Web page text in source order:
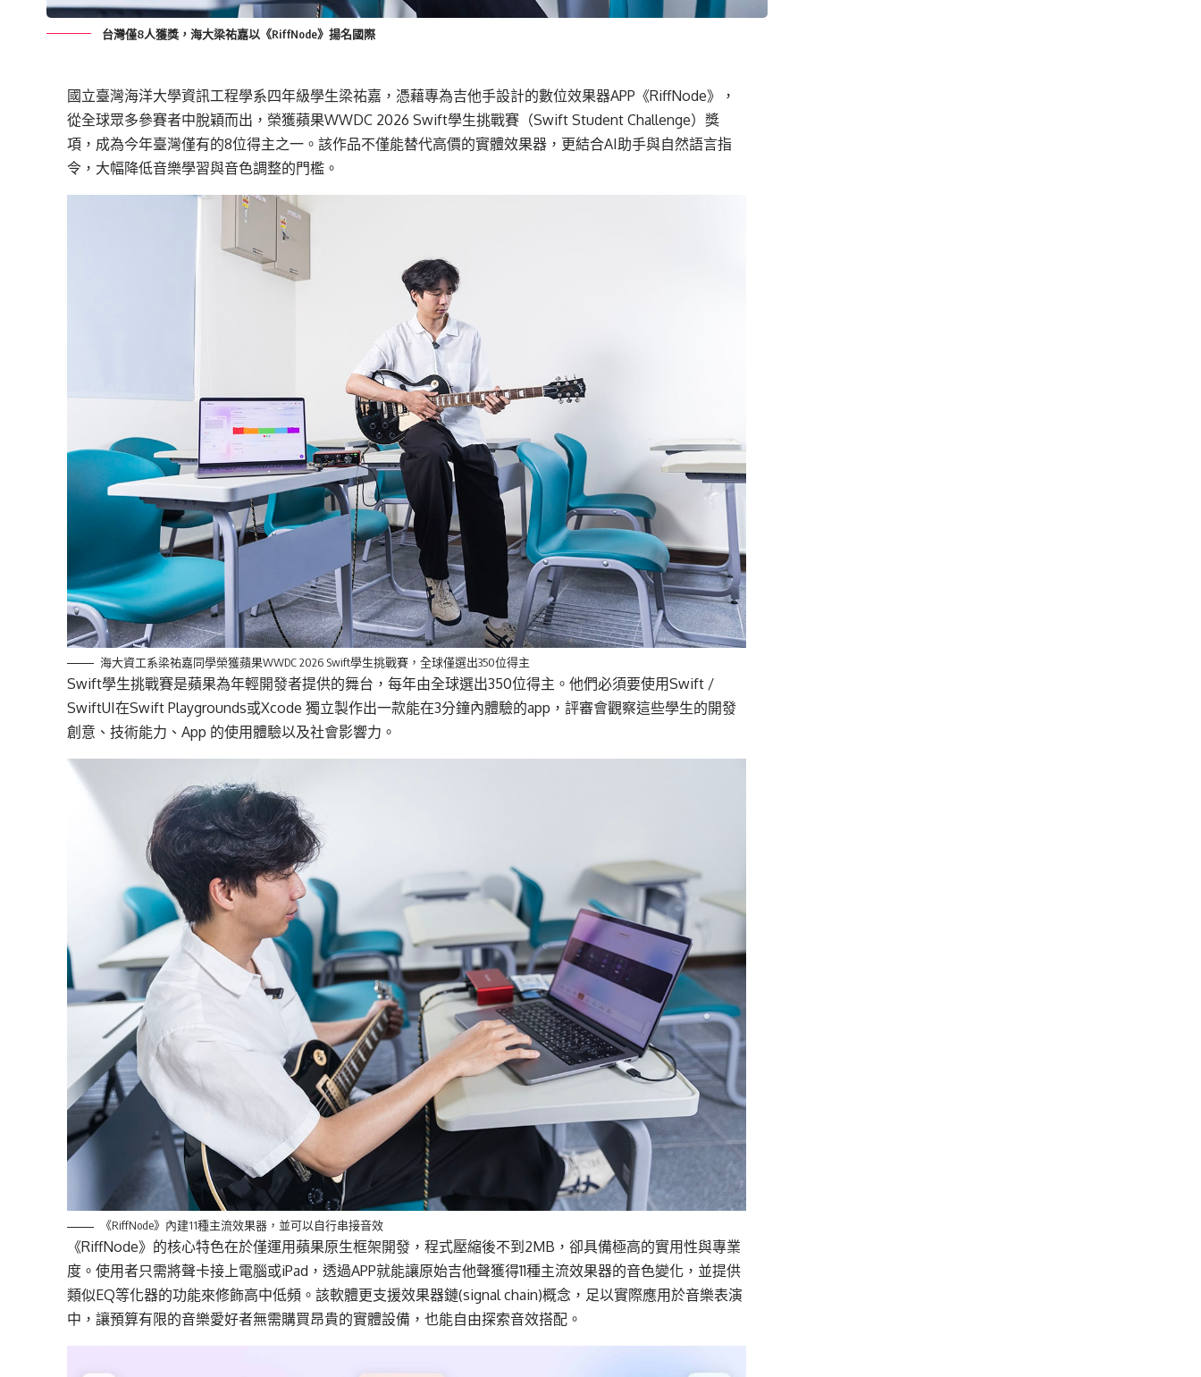
台灣僅8人獲獎，海大梁祐嘉以《RiffNode》揚名國際
國立臺灣海洋大學資訊工程學系四年級學生梁祐嘉，憑藉專為吉他手設計的數位效果器APP 《RiffNode》，
從全球眾多參賽者中脫穎而出，榮獲蘋果WWDC 2026 Swift學生挑戰賽（Swift Student Challenge）獎
項，成為今年臺灣僅有的8位得主之一 。該作品不僅能替代高價的實體效果器，更結合AI助手與自然語言指
令 ， 大幅降低音樂學習與音色調整的門檻 。
海大資工系梁祐嘉同學榮獲蘋果WWDC 2026 Swift學生挑戰賽，全球僅選出350位得主
Swift學生挑戰賽是蘋果為年輕開發者提供的舞台，每年由全球選出350位得主 。他們必須要使用Swift /
SwiftUI在Swift Playgrounds或Xcode 獨立製作出一款能在3分鐘內體驗的app ，評審會觀察這些學生的開發
創意、技術能力、App 的使用體驗以及社會影響力。
《RiffNode》內建11種主流效果器，並可以自行串接音效
《RiffNode》的核心特色在於僅運用蘋果原生框架開發，程式壓縮後不到 2MB ，卻具備極高的實用性與專業
度。使用者只需將聲卡接上電腦或iPad ，透過APP就能讓原始吉他聲獲得11種主流效果器的音色變化，並提供
類似EQ等化器的功能來修飾高中低頻。該軟體更支援效果器鏈(signal chain)概念，足以實際應用於音樂表演
中，讓預算有限的音樂愛好者無需購買昂貴的實體設備，也能自由探索音效搭配 。